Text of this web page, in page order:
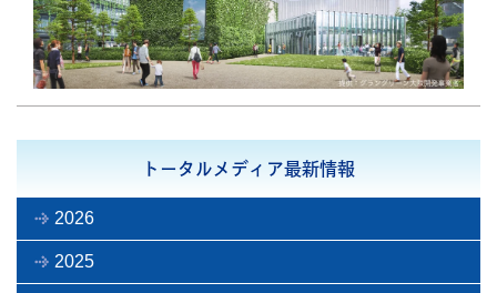
トータルメディア最新情報
2026
2025